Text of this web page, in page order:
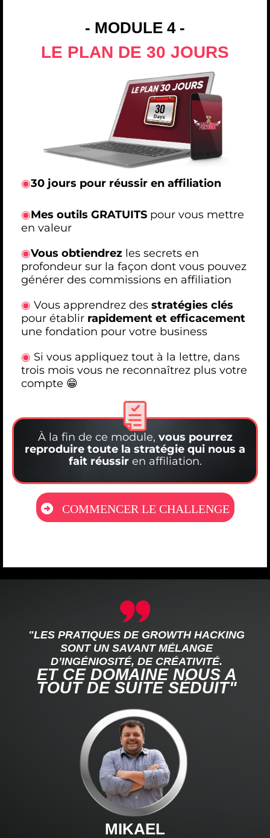
- MODULE 4 -
LE PLAN DE 30 JOURS
◉30 jours pour réussir en affiliation
◉Mes outils GRATUITS pour vous mettre
en valeur
◉Vous obtiendrez les secrets en
profondeur sur la façon dont vous pouvez
générer des commissions en affiliation
◉ Vous apprendrez des stratégies clés
pour établir rapidement et efficacement
une fondation pour votre business
◉ Si vous appliquez tout à la lettre, dans
trois mois vous ne reconnaîtrez plus votre
compte 😁
À la fin de ce module, vous pourrez
reproduire toute la stratégie qui nous a
fait réussir en affiliation.
COMMENCER LE CHALLENGE
"LES PRATIQUES DE GROWTH HACKING
SONT UN SAVANT MÉLANGE
D’INGÉNIOSITÉ, DE CRÉATIVITÉ.
ET CE DOMAINE NOUS A
TOUT DE SUITE SÉDUIT"
MIKAEL